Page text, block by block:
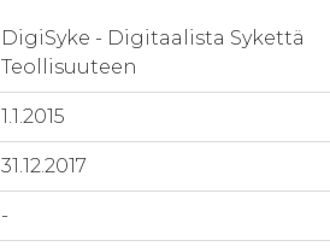
DigiSyke - Digitaalista Sykettä
Teollisuuteen
1.1.2015
31.12.2017
-